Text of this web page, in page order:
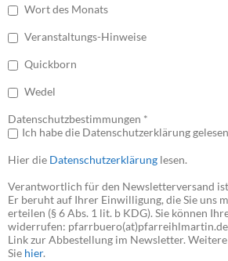
Wort des Monats
Veranstaltungs-Hinweise
Quickborn
Wedel
Datenschutzbestimmungen *
Ich habe die Datenschutzerklärung
Hier die Datenschutzerklärung lesen.
Verantwortlich für den Newsletterversand
Er beruht auf Ihrer Einwilligung, die Sie uns
erteilen (§ 6 Abs. 1 lit. b KDG). Sie können
widerrufen: pfarrbuero(at)pfarreihlmartin.de
Link zur Abbestellung im Newsletter.
Sie hier.